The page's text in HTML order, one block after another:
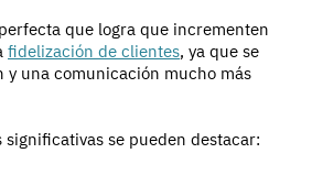
que logra que incrementen
fidelización de clientes, ya que se
y una comunicación mucho más
significativas se pueden destacar: